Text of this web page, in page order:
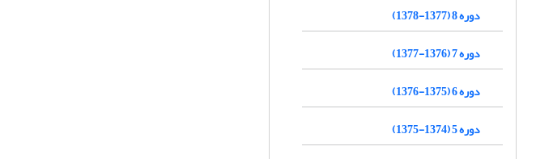
دوره 8 (1377-1378)
دوره 7 (1376-1377)
دوره 6 (1375-1376)
دوره 5 (1374-1375)